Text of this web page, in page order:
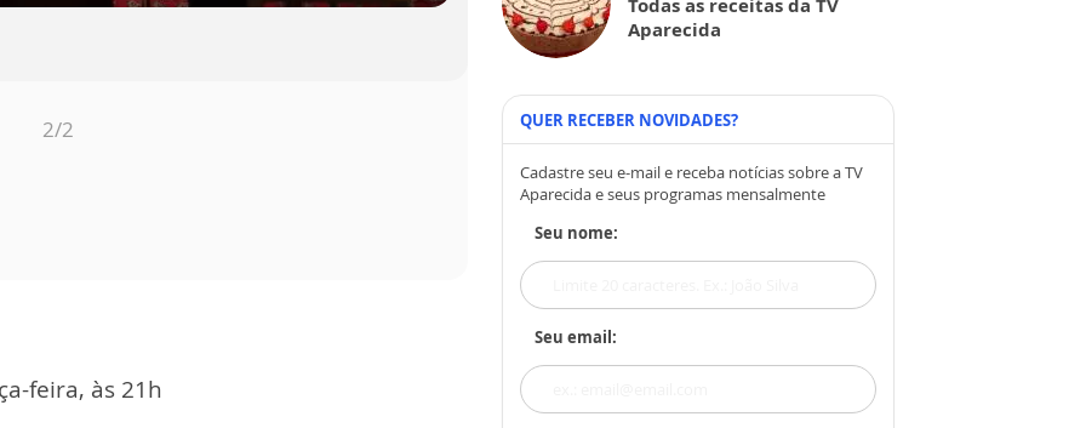
2/2
feira, às 21h
Aparecida
QUER RECEBER NOVIDADES?
Cadastre seu e-mail e receba notícias sobre a TV
Aparecida e seus programas mensalmente
Seu nome:
Seu email: